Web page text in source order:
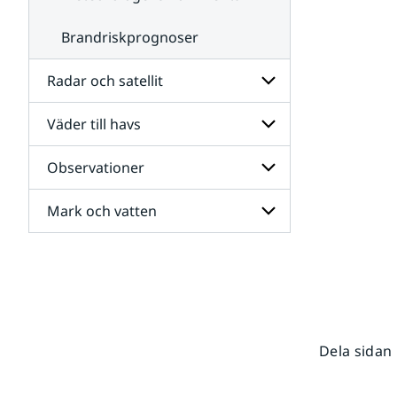
Brandriskprognoser
Radar och satellit
Undersidor
för
Radar
och
satellit
Väder till havs
Undersidor
för
Väder
till
havs
Observationer
Undersidor
för
Mark och vatten
Dela sidan